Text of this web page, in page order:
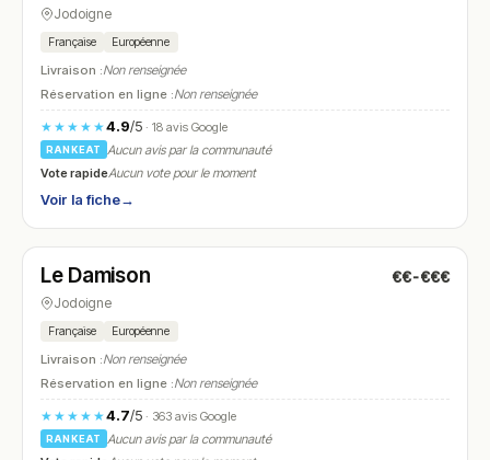
Jodoigne
Française Européenne
Livraison :Non renseignée
Réservation en ligne :Non renseignée
★★★★★4.9/5· 18 avis Google
RANKEAT
Aucun avis par la communauté
Vote rapideAucun vote pour le moment
Voir la fiche→
N° 6
Le Damison €€-€€€
Jodoigne
Française Européenne
Livraison :Non renseignée
Réservation en ligne :Non renseignée
★★★★★4.7/5· 363 avis Google
RANKEAT
Aucun avis par la communauté